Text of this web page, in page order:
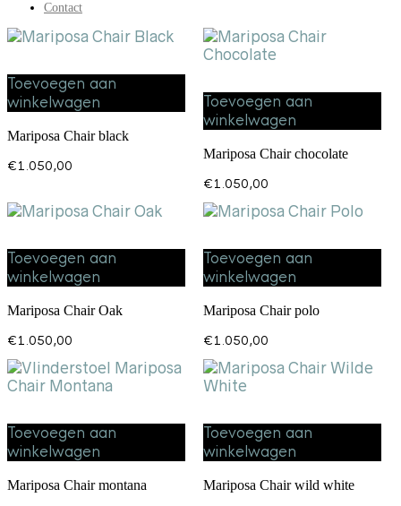
Contact
Toevoegen aan
winkelwagen
Mariposa Chair black
€1.050,00
Toevoegen aan
winkelwagen
Mariposa Chair chocolate
€1.050,00
Toevoegen aan
winkelwagen
Mariposa Chair Oak
€1.050,00
Toevoegen aan
winkelwagen
Mariposa Chair polo
€1.050,00
Toevoegen aan
winkelwagen
Mariposa Chair montana
Toevoegen aan
winkelwagen
Mariposa Chair wild white